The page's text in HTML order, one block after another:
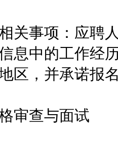
事项：应聘人
息中的工作经
区，并承诺报
查与面试